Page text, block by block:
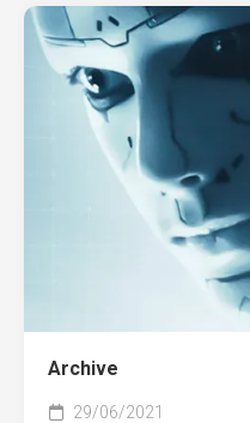
Archive
29/06/2021